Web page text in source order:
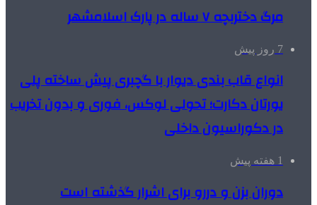
مرگ دختربچه ۷ ساله در پارک اسلامشهر
7 روز پیش
انواع قاب بندی دیوار با گچبری پیش ساخته پلی
یورتان دکارت؛ تحولی لوکس، فوری و بدون تخریب
در دکوراسیون داخلی
1 هفته پیش
دوران بزن و دررو برای اشرار گذشته است